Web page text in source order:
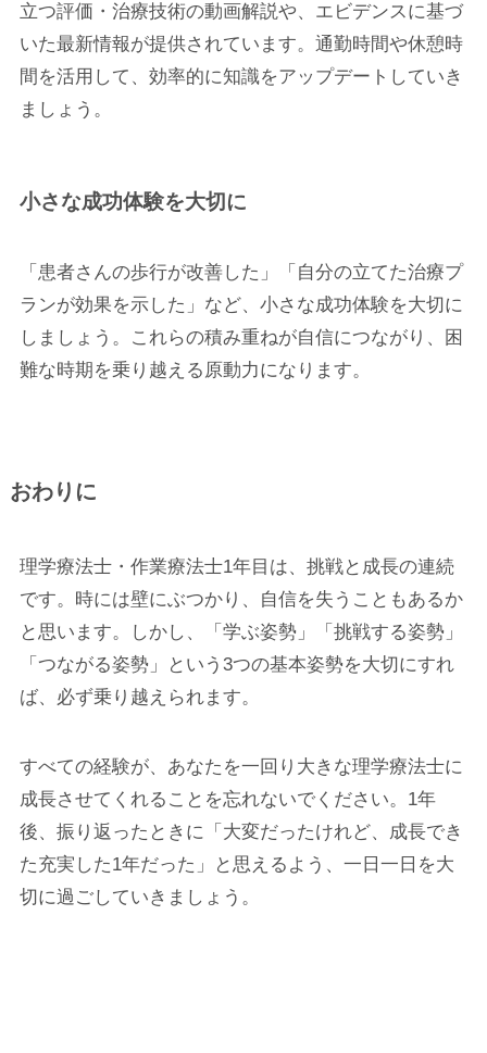
立つ評価・治療技術の動画解説や、エビデンスに基づ
いた最新情報が提供されています。通勤時間や休憩時
間を活用して、効率的に知識をアップデートしていき
ましょう。
小さな成功体験を大切に
「患者さんの歩行が改善した」「自分の立てた治療プ
ランが効果を示した」など、小さな成功体験を大切に
しましょう。これらの積み重ねが自信につながり、困
難な時期を乗り越える原動力になります。
おわりに
理学療法士・作業療法士1年目は、挑戦と成長の連続
です。時には壁にぶつかり、自信を失うこともあるか
と思います。しかし、「学ぶ姿勢」「挑戦する姿勢」
「つながる姿勢」という3つの基本姿勢を大切にすれ
ば、必ず乗り越えられます。
すべての経験が、あなたを一回り大きな理学療法士に
成長させてくれることを忘れないでください。1年
後、振り返ったときに「大変だったけれど、成長でき
た充実した1年だった」と思えるよう、一日一日を大
切に過ごしていきましょう。